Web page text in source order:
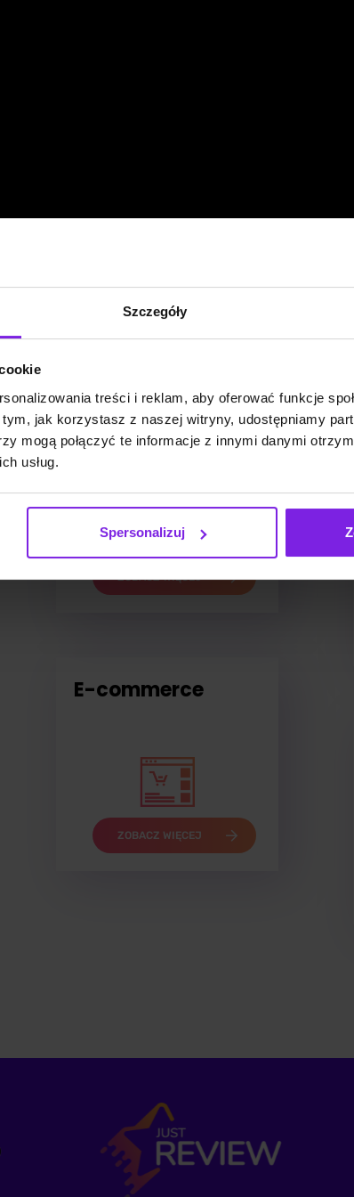
Szczegóły
treści i reklam, aby oferować funkcje
jak korzystasz z naszej witryny, udostępniamy
mogą połączyć te informacje z innymi danymi
usług.
Spersonalizuj
Online
ZOBACZ WIĘCEJ
E-commerce
ZOBACZ WIĘCEJ